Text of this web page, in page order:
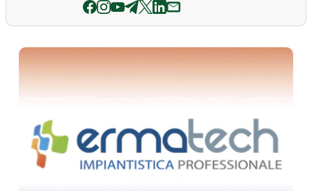
La Pressa